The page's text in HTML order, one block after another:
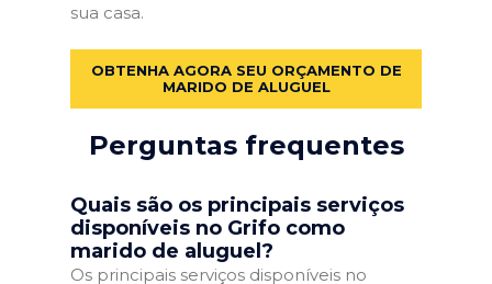
sua casa.
OBTENHA AGORA SEU ORÇAMENTO DE
MARIDO DE ALUGUEL
Perguntas frequentes
Quais são os principais serviços
disponíveis no Grifo como
marido de aluguel?
Os principais serviços disponíveis no